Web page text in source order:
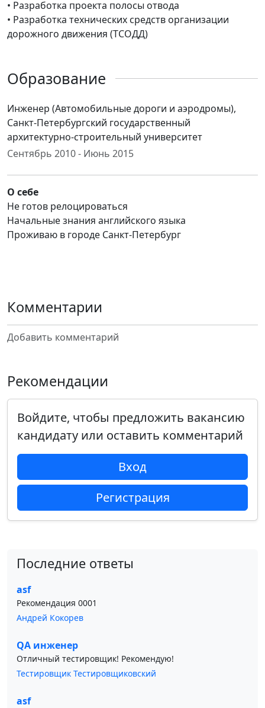
• Разработка проекта полосы отвода
• Разработка технических средств организации
дорожного движения (ТСОДД)
Образование
Инженер (Автомобильные дороги и аэродромы),
Санкт-Петербургский государственный
архитектурно-строительный университет
Сентябрь 2010 - Июнь 2015
О себе
Не готов релоцироваться
Начальные знания английского языка
Проживаю в городе Санкт-Петербург
Комментарии
Добавить комментарий
Рекомендации
Войдите, чтобы предложить вакансию
кандидату или оставить комментарий
Вход
Регистрация
Последние ответы
asf
Рекомендация 0001
Андрей Кокорев
QA инженер
Отличный тестировщик! Рекомендую!
Тестировщик Тестировщиковский
asf